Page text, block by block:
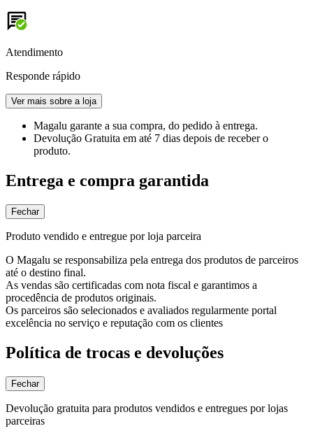
Atendimento
Responde rápido
Ver mais sobre a loja
Magalu garante a sua compra, do pedido à entrega.
Devolução Gratuita em até 7 dias depois de receber o
produto.
Entrega e compra garantida
Fechar
Produto vendido e entregue por loja parceira
O Magalu se responsabiliza pela entrega dos produtos de parceiros
até o destino final.
As vendas são certificadas com nota fiscal e garantimos a
procedência de produtos originais.
Os parceiros são selecionados e avaliados regularmente portal
excelência no serviço e reputação com os clientes
Política de trocas e devoluções
Fechar
Devolução gratuita para produtos vendidos e entregues por lojas
parceiras